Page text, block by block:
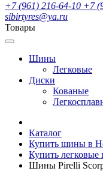
+7 (961) 216-64-10 +7
sibirtyres@ya.ru
Товары
Шины
Легковые
Диски
Кованые
Каталог
Купить шины в
Купить легковые
Шины Pirelli